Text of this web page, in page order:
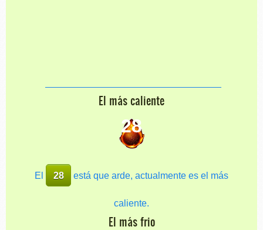
El más caliente
28
El 28 está que arde, actualmente es el más
caliente.
El más frio